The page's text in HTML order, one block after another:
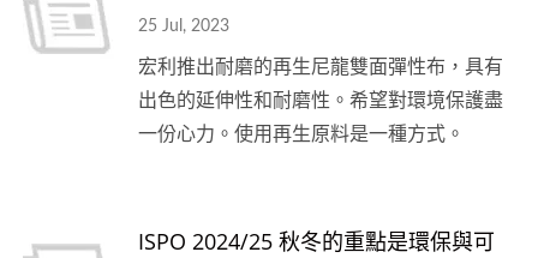
25 Jul, 2023
宏利推出耐磨的再生尼龍雙面彈性布，具有
出色的延伸性和耐磨性。希望對環境保護盡
一份心力。使用再生原料是一種方式。
ISPO 2024/25 秋冬的重點是環保與可